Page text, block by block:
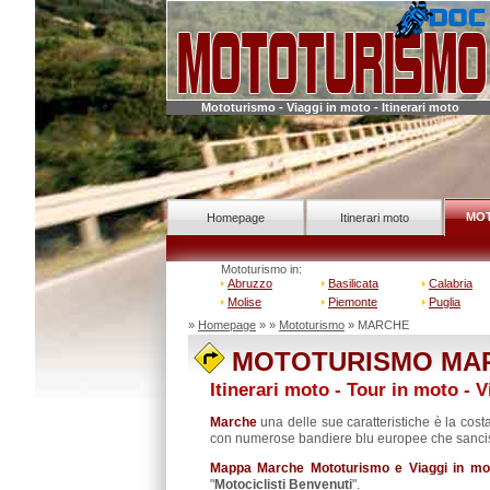
Mototurismo - Viaggi in moto - Itinerari moto
Homepage Itinerari moto
Mototurismo in:
Abruzzo
Basilicata
Calabria
Molise
Piemonte
Puglia
» Homepage» » Mototurismo» MARCHE
MOTOTURISMO
Itinerari moto - Tour in moto -
Marcheuna delle sue caratteristiche è la
con numerose bandiere blu europee che
Mappa Marche Mototurismo e Viaggi in
"Motociclisti Benvenuti".